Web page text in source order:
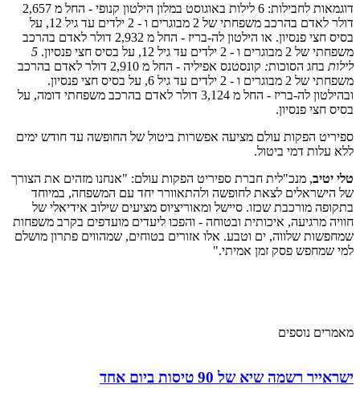
דוגמאות לחבילות: 6 לילות באוגוסט במלון הילטון קנופי - החל מ 2,657
דולר לאדם בהרכב משפחתי של 2 מבוגרים ו - 2 ילדים עד גיל 12, על
בסיס חצי פנסיון. או הילטון לה-בריז - החל מ 2,932 דולר לאדם בהרכב
משפחתי של 2 מבוגרים ו - 2 ילדים עד גיל 12, על בסיס חצי פנסיון.
5
לילות בחג הסוכות:
קונסטנס אפיליה - החל מ 2,910 דולר לאדם בהרכב
משפחתי של 2 מבוגרים ו - 2 ילדים עד גיל 6, על בסיס חצי פנסיון.
ובהילטון לה-בריז - החל מ 3,124 דולר לאדם בהרכב משפחתי דומה, על
בסיס חצי פנסיון.
ספיריט הפקות עולם מציעה אפשרות ביטול של החופשה עד חודש ימים
ללא עלות דמי ביטול.
טלי יטיב, מנכ"לית חברת ספיריט הפקות עולם: "אנחנו מזהים את הצורך
של הישראלים לצאת לחופשה ולהתאוורר יחד עם המשפחה, במיוחד
בתקופה מורכבת שכזו. סיישל ומאוריציוס מציעים שילוב אידיאלי של
חוויה מרגיעה, איכותית ובטוחה - והפכו ליעדים מועדפים בקרב משפחות
שמחפשות שלווה, ים וטבע. אלו אזורים בטוחים, שמהווים פתרון מושלם
למי שמחפש פסק זמן אמיתי."
מאמרים נוספים
ישראייר רשמה שיא של 90 טיסות ביום אחד